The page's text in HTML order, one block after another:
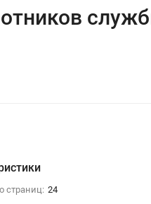
страниц: 24